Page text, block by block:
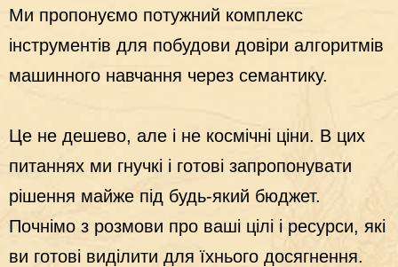
Ми пропонуємо потужний комплекс
інструментів для побудови довіри алгоритмів
машинного навчання через семантику.
Це не дешево, але і не космічні ціни. В цих
питаннях ми гнучкі і готові запропонувати
рішення майже під будь-який бюджет.
Почнімо з розмови про ваші цілі і ресурси, які
ви готові виділити для їхнього досягнення.